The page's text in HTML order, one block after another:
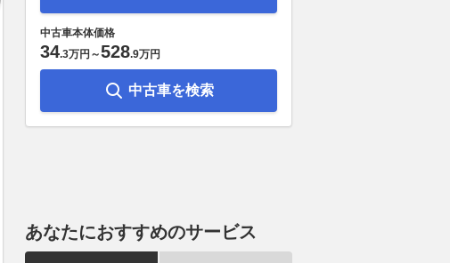
「これは本当に勘弁してほし
い……」日常のドライブで誰も
が一度は遭遇する身勝手な運転
「サンデードライバーさん、お
願いだから急に入ってこない
で！」 お盆の高速道路、トラ
中古車本体価格
34.3万円 ～528.9万円
中古車を検索
あなたにおすすめのサービス